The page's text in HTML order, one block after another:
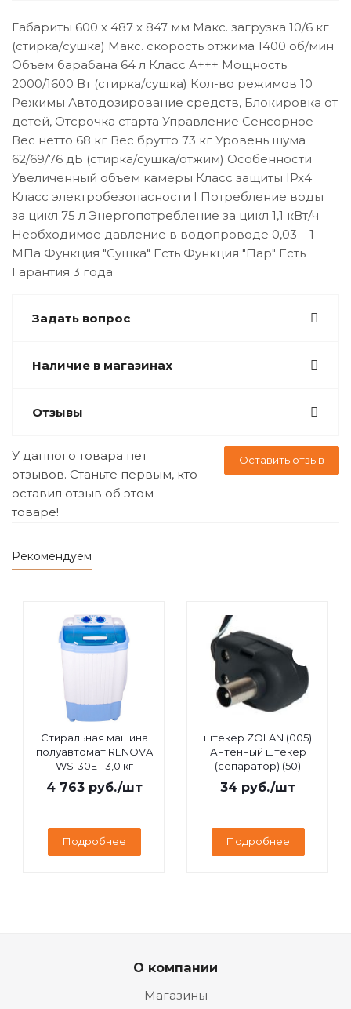
Габариты 600 х 487 х 847 мм Макс. загрузка 10/6 кг
(стирка/сушка) Макс. скорость отжима 1400 об/мин
Объем барабана 64 л Класс А+++ Мощность
2000/1600 Вт (стирка/сушка) Кол-во режимов 10
Режимы Автодозирование средств, Блокировка от
детей, Отсрочка старта Управление Сенсорное
Вес нетто 68 кг Вес брутто 73 кг Уровень шума
62/69/76 дБ (стирка/сушка/отжим) Особенности
Увеличенный объем камеры Класс защиты IPx4
Класс электробезопасности I Потребление воды
за цикл 75 л Энергопотребление за цикл 1,1 кВт/ч
Необходимое давление в водопроводе 0,03 – 1
МПа Функция "Сушка" Есть Функция "Пар" Есть
Гарантия 3 года
Задать вопрос
Наличие в магазинах
Отзывы
Оставить отзыв
У данного товара нет
отзывов. Станьте первым, кто
оставил отзыв об этом
товаре!
Рекомендуем
Стиральная машина
полуавтомат RENOVA
WS-30ET 3,0 кг
4 763руб./шт
Подробнее
штекер ZOLAN (005)
Антенный штекер
(сепаратор) (50)
34 руб./шт
Подробнее
О компании
Магазины